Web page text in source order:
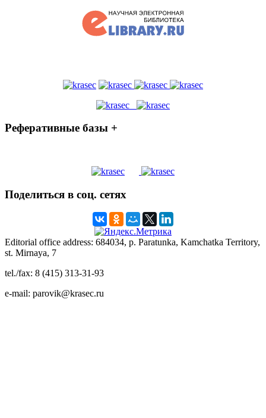
Реферативные базы +
Поделиться в соц. сетях
Editorial office address: 684034, p. Paratunka, Kamchatka Territory,
st. Mirnaya, 7
tel./fax: 8 (415) 313-31-93
e-mail: parovik@krasec.ru